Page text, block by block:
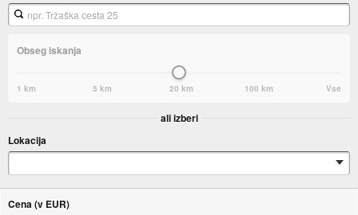
Obseg iskanja
1 km 5 km 20 km 100 km Vse
ali izberi
Lokacija
Cena (v EUR)